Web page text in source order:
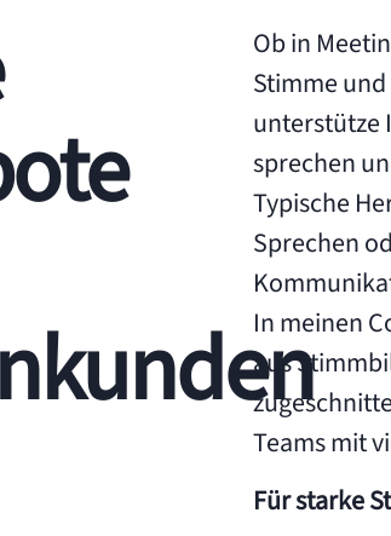
Ob in
Stimme
unterstütze
sprechen
Typische
Sprechen
In meinen
aus
Teams mit
Für starke